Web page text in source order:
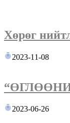
Хөрөг
2023-11-08
2023-06-26